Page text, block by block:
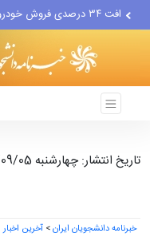
علل مرگ زنان در ایران
اعتراف رسانه‌های خارجی به...
تاریخ انتشار: چهارشنبه 1404/09/05 - 10:29
خبرنامه دانشجویان ایران> آخرین